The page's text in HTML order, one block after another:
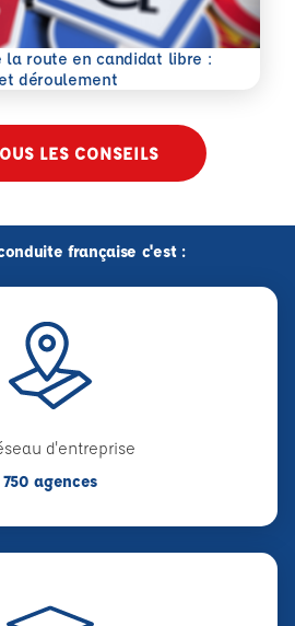
la route en candidat libre :
déroulement
LES CONSEILS
française c'est :
d'entreprise
750 agences